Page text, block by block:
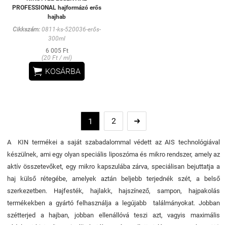
PROFESSIONAL hajformázó erős
hajhab
Cikkszám: 0811-ks-520036-erős-
300ml
6 005 Ft
(20 Ft / ml)
 KOSÁRBA
1 2 
A KIN termékei a saját szabadalommal védett az AIS technológiával
készülnek, ami egy olyan speciális liposzóma és mikro rendszer, amely az
aktív összetevőket, egy mikro kapszulába zárva, speciálisan bejuttatja a
haj külső rétegébe, amelyek aztán beljebb terjednék szét, a belső
szerkezetben. Hajfesték, hajlakk, hajszínező, sampon, hajpakolás
termékekben a gyártó felhasználja a legújabb találmányokat. Jobban
szétterjed a hajban, jobban ellenállóvá teszi azt, vagyis maximális